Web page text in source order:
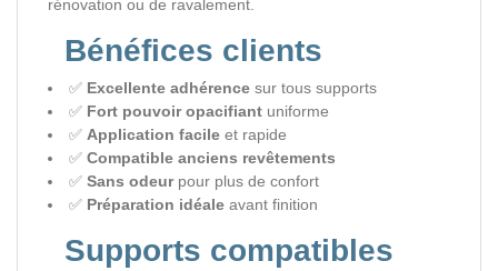
rénovation ou de ravalement.
Bénéfices clients
✅ Excellente adhérence sur tous supports
✅ Fort pouvoir opacifiant uniforme
✅ Application facile et rapide
✅ Compatible anciens revêtements
✅ Sans odeurpour plus de confort
✅ Préparation idéale avant finition
Supports compatibles